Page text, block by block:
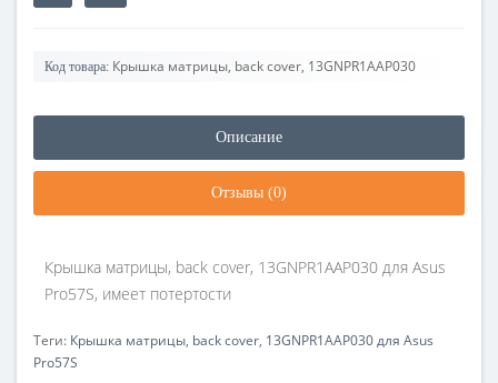
Код товара: Крышка матрицы, back cover, 13GNPR1AAP030
Описание
Отзывы (0)
Крышка матрицы, back cover, 13GNPR1AAP030 для Asus
Pro57S, имеет потертости
Теги: Крышка матрицы, back cover, 13GNPR1AAP030 для Asus
Pro57S